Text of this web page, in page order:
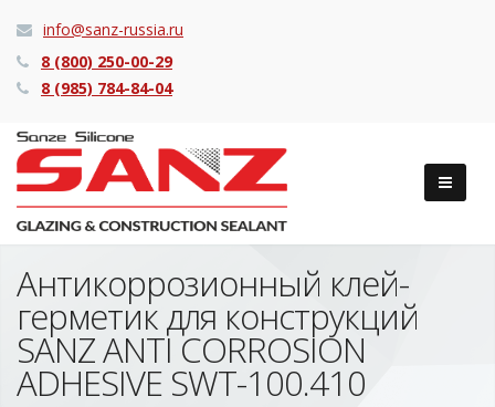
info@sanz-russia.ru
8 (800) 250-00-29
8 (985) 784-84-04
Антикоррозионный клей-
герметик для конструкций
SANZ ANTI CORROSION
ADHESIVE SWT-100.410